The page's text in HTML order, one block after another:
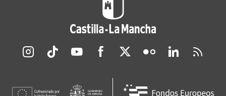
Redes sociales JCCM